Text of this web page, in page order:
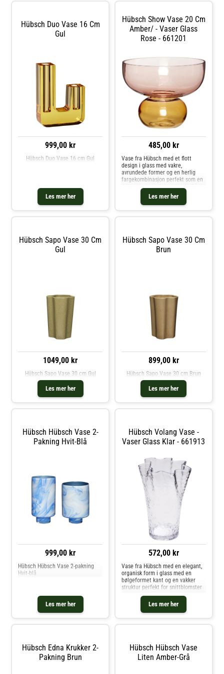
Hübsch Duo Vase 16 Cm
Gul
999,00 kr
Les mer her
Hübsch Duo Vase 16 cm Gul
Hübsch Show Vase 20 Cm
Amber/ - Vaser Glass
Rose - 661201
485,00 kr
Les mer her
Vase fra Hübsch med et flott
design i glass med vakre,
avrundede former og en herlig
fargekombinasjon perfekt som en
stilig og elegant måte gir vasen liv
til interiøret ved å vektlegge
blomster og planter. Om vasen fra
Dekorasjon hos Royal Design.
Hübsch Sapo Vase 30 Cm
Gul
1049,00 kr
Les mer her
Hübsch Sapo Vase 30 cm Gul
Hübsch Sapo Vase 30 Cm
Brun
899,00 kr
Les mer her
Hübsch Sapo Vase 30 cm Brun
Hübsch Hübsch Vase 2-
Pakning Hvit-Blå
999,00 kr
Les mer her
Hübsch Hübsch Vase 2-pakning
Hvit-blå
Hübsch Volang Vase -
Vaser Glass Klar - 661913
572,00 kr
Les mer her
Vase fra Hübsch med en elegant,
organisk form i glass med en
bølgeformet kant og en vakker
struktur perfekt for snittblomster
andre deler av kolleksjonen for å
skape den perfekte
kombinasjonen. Om vasen fra
Hübsch Edna Krukker 2-
Pakning Brun
Hübsch Hübsch Vase
Liten Amber-Grå